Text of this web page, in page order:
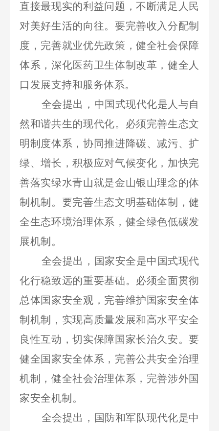
直接最现实的利益问题，不断满足人民
对美好生活的向往。要完善收入分配制
度，完善就业优先政策，健全社会保障
体系，深化医药卫生体制改革，健全人
口发展支持和服务体系。
全会提出，中国式现代化是人与自
然和谐共生的现代化。必须完善生态文
明制度体系，协同推进降碳、减污、扩
绿、增长，积极应对气候变化，加快完
善落实绿水青山就是金山银山理念的体
制机制。要完善生态文明基础体制，健
全生态环境治理体系，健全绿色低碳发
展机制。
全会提出，国家安全是中国式现代
化行稳致远的重要基础。必须全面贯彻
总体国家安全观，完善维护国家安全体
制机制，实现高质量发展和高水平安全
良性互动，切实保障国家长治久安。要
健全国家安全体系，完善公共安全治理
机制，健全社会治理体系，完善涉外国
家安全机制。
全会提出，国防和军队现代化是中